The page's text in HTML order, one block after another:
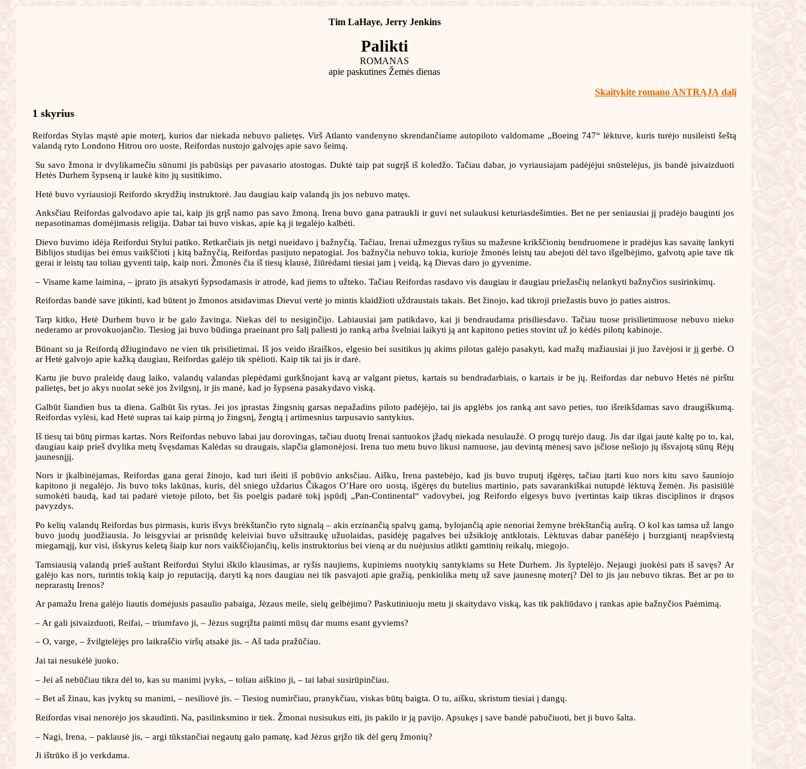
Tim LaHaye, Jerry Jenkins
Palikti
ROMANAS
apie paskutines Žemės dienas
Skaitykite romano ANTRĄJĄ dalį
1 skyrius
Reifordas Stylas mąstė apie moterį, kurios dar niekada nebuvo palietęs. Virš Atlanto vandenyno skrendančiame autopiloto valdomame „Boeing 747“ lėktuve, kuris turėjo nusileisti šeštą
valandą ryto Londono Hitrou oro uoste, Reifordas nustojo galvojęs apie savo šeimą.
Su savo žmona ir dvylikamečiu sūnumi jis pabūsiąs per pavasario atostogas. Duktė taip pat sugrįš iš koledžo. Tačiau dabar, jo vyriausiajam padėjėjui snūstelėjus, jis bandė įsivaizduoti
Hetės Durhem šypseną ir laukė kito jų susitikimo.
Hetė buvo vyriausioji Reifordo skrydžių instruktorė. Jau daugiau kaip valandą jis jos nebuvo matęs.
Anksčiau Reifordas galvodavo apie tai, kaip jis grįš namo pas savo žmoną. Irena buvo gana patraukli ir guvi net sulaukusi keturiasdešimties. Bet ne per seniausiai jį pradėjo bauginti jos
nepasotinamas domėjimasis religija. Dabar tai buvo viskas, apie ką ji tegalėjo kalbėti.
Dievo buvimo idėja Reifordui Stylui patiko. Retkarčiais jis netgi nueidavo į bažnyčią. Tačiau, Irenai užmezgus ryšius su mažesne krikščionių bendruomene ir pradėjus kas savaitę lankyti
Biblijos studijas bei ėmus vaikščioti į kitą bažnyčią, Reifordas pasijuto nepatogiai. Jos bažnyčia nebuvo tokia, kurioje žmonės leistų tau abejoti dėl tavo išgelbėjimo, galvotų apie tave tik
gerai ir leistų tau toliau gyventi taip, kaip nori. Žmonės čia iš tiesų klausė, žiūrėdami tiesiai jam į veidą, ką Dievas daro jo gyvenime.
– Visame kame laimina, – įprato jis atsakyti šypsodamasis ir atrodė, kad jiems to užteko. Tačiau Reifordas rasdavo vis daugiau ir daugiau priežasčių nelankyti bažnyčios susirinkimų.
Reifordas bandė save įtikinti, kad būtent jo žmonos atsidavimas Dievui vertė jo mintis klaidžioti uždraustais takais. Bet žinojo, kad tikroji priežastis buvo jo paties aistros.
Tarp kitko, Hetė Durhem buvo ir be galo žavinga. Niekas dėl to nesiginčijo. Labiausiai jam patikdavo, kai ji bendraudama prisiliesdavo. Tačiau tuose prisilietimuose nebuvo nieko
nederamo ar provokuojančio. Tiesiog jai buvo būdinga praeinant pro šalį paliesti jo ranką arba švelniai laikyti ją ant kapitono peties stovint už jo kėdės pilotų kabinoje.
Būnant su ja Reifordą džiugindavo ne vien tik prisilietimai. Iš jos veido išraiškos, elgesio bei susitikus jų akims pilotas galėjo pasakyti, kad mažų mažiausiai ji juo žavėjosi ir jį gerbė. O
ar Hetė galvojo apie kažką daugiau, Reifordas galėjo tik spėlioti. Kaip tik tai jis ir darė.
Kartu jie buvo praleidę daug laiko, valandų valandas plepėdami gurkšnojant kavą ar valgant pietus, kartais su bendradarbiais, o kartais ir be jų. Reifordas dar nebuvo Hetės nė pirštu
palietęs, bet jo akys nuolat sekė jos žvilgsnį, ir jis manė, kad jo šypsena pasakydavo viską.
Galbūt šiandien bus ta diena. Galbūt šis rytas. Jei jos įprastas žingsnių garsas nepažadins piloto padėjėjo, tai jis apglėbs jos ranką ant savo peties, tuo išreikšdamas savo draugiškumą.
Reifordas vylėsi, kad Hetė supras tai kaip pirmą jo žingsnį, žengtą į artimesnius tarpusavio santykius.
Iš tiesų tai būtų pirmas kartas. Nors Reifordas nebuvo labai jau dorovingas, tačiau duotų Irenai santuokos įžadų niekada nesulaužė. O progų turėjo daug. Jis dar ilgai jautė kaltę po to, kai,
daugiau kaip prieš dvylika metų švęsdamas Kalėdas su draugais, slapčia glamonėjosi. Irena tuo metu buvo likusi namuose, jau devintą mėnesį savo įsčiose nešiojo jų išsvajotą sūnų Rėjų
jaunesnįjį.
Nors ir įkalbinėjamas, Reifordas gana gerai žinojo, kad turi išeiti iš pobūvio anksčiau. Aišku, Irena pastebėjo, kad jis buvo truputį išgėręs, tačiau įtarti kuo nors kitu savo šauniojo
kapitono ji negalėjo. Jis buvo toks lakūnas, kuris, dėl sniego uždarius Čikagos O’Hare oro uostą, išgėręs du butelius martinio, pats savarankiškai nutupdė lėktuvą žemėn. Jis pasisiūlė
sumokėti baudą, kad tai padarė vietoje piloto, bet šis poelgis padarė tokį įspūdį „Pan-Continental“ vadovybei, jog Reifordo elgesys buvo įvertintas kaip tikras disciplinos ir drąsos
pavyzdys.
Po kelių valandų Reifordas bus pirmasis, kuris išvys brėkštančio ryto signalą – akis erzinančią spalvų gamą, bylojančią apie nenoriai žemyne brėkštančią aušrą. O kol kas tamsa už lango
buvo juodų juodžiausia. Jo leisgyviai ar prisnūdę keleiviai buvo užsitraukę užuolaidas, pasidėję pagalves bei užsikloję antklotais. Lėktuvas dabar panėšėjo į burzgiantį neapšviestą
miegamąjį, kur visi, išskyrus keletą šiaip kur nors vaikščiojančių, kelis instruktorius bei vieną ar du nuėjusius atlikti gamtinių reikalų, miegojo.
Tamsiausią valandą prieš auštant Reifordui Stylui iškilo klausimas, ar ryšis naujiems, kupiniems nuotykių santykiams su Hete Durhem. Jis šyptelėjo. Nejaugi juokėsi pats iš savęs? Ar
galėjo kas nors, turintis tokią kaip jo reputaciją, daryti ką nors daugiau nei tik pasvajoti apie gražią, penkiolika metų už save jaunesnę moterį? Dėl to jis jau nebuvo tikras. Bet ar po to
neprarastų Irenos?
Ar pamažu Irena galėjo liautis domėjusis pasaulio pabaiga, Jėzaus meile, sielų gelbėjimu? Paskutiniuoju metu ji skaitydavo viską, kas tik pakliūdavo į rankas apie bažnyčios Paėmimą.
– Ar gali įsivaizduoti, Reifai, – triumfavo ji, – Jėzus sugrįžta paimti mūsų dar mums esant gyviems?
– O, varge, – žvilgtelėjęs pro laikraščio viršų atsakė jis. – Aš tada pražūčiau.
Jai tai nesukėlė juoko.
– Jei aš nebūčiau tikra dėl to, kas su manimi įvyks, – toliau aiškino ji, – tai labai susirūpinčiau.
– Bet aš žinau, kas įvyktų su manimi, – nesiliovė jis. – Tiesiog numirčiau, pranykčiau, viskas būtų baigta. O tu, aišku, skristum tiesiai į dangų.
Reifordas visai nenorėjo jos skaudinti. Na, pasilinksmino ir tiek. Žmonai nusisukus eiti, jis pakilo ir ją pavijo. Apsukęs į save bandė pabučiuoti, bet ji buvo šalta.
– Nagi, Irena, – paklausė jis, – argi tūkstančiai negautų galo pamatę, kad Jėzus grįžo tik dėl gerų žmonių?
Ji ištrūko iš jo verkdama.